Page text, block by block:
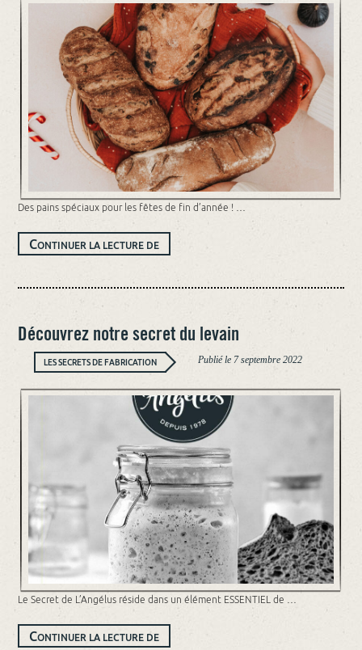
Des pains spéciaux pour les fêtes de fin d’année ! …
CONTINUER LA LECTURE DENOS
PAINS
Découvrez notre secret du levain
LES SECRETS DE FABRICATION Publié le 7 septembre 2022
Le Secret de L’Angélus réside dans un élément ESSENTIEL de …
CONTINUER LA LECTURE DEDÉCOUVREZ
NOTRE